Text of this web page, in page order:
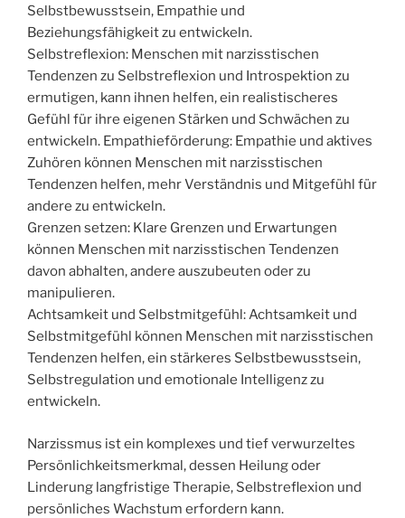
Selbstbewusstsein, Empathie und
Beziehungsfähigkeit zu entwickeln.
Selbstreflexion: Menschen mit narzisstischen
Tendenzen zu Selbstreflexion und Introspektion zu
ermutigen, kann ihnen helfen, ein realistischeres
Gefühl für ihre eigenen Stärken und Schwächen zu
entwickeln. Empathieförderung: Empathie und aktives
Zuhören können Menschen mit narzisstischen
Tendenzen helfen, mehr Verständnis und Mitgefühl für
andere zu entwickeln.
Grenzen setzen: Klare Grenzen und Erwartungen
können Menschen mit narzisstischen Tendenzen
davon abhalten, andere auszubeuten oder zu
manipulieren.
Achtsamkeit und Selbstmitgefühl: Achtsamkeit und
Selbstmitgefühl können Menschen mit narzisstischen
Tendenzen helfen, ein stärkeres Selbstbewusstsein,
Selbstregulation und emotionale Intelligenz zu
entwickeln.
Narzissmus ist ein komplexes und tief verwurzeltes
Persönlichkeitsmerkmal, dessen Heilung oder
Linderung langfristige Therapie, Selbstreflexion und
persönliches Wachstum erfordern kann.